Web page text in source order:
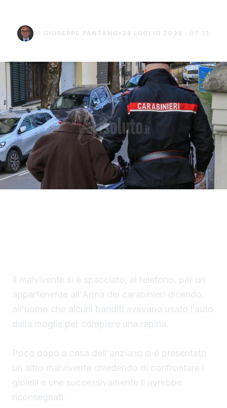
DI GIUSEPPE PANTANO • 24 LUGLIO 2026 · 07:13
Il malvivente si è spacciato, al telefono, per un
appartenente all'Arma dei carabinieri dicendo
all'uomo che alcuni banditi avevano usato l’auto
della moglie per compiere una rapina.
Poco dopo a casa dell'anziano si è presentato
un altro malvivente chiedendo di confrontare i
gioielli e che successivamente li avrebbe
riconsegnati.